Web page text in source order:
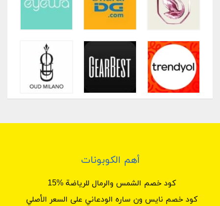
أهم الكوبونات
كود خصم الشمس والرمال للرياضة %15
كود خصم نايس ون ساره الودعاني على السعر الأصلي